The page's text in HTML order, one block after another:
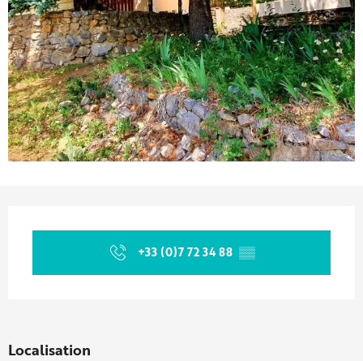
+33 (0)7 72 34 88 ▒▒
Localisation